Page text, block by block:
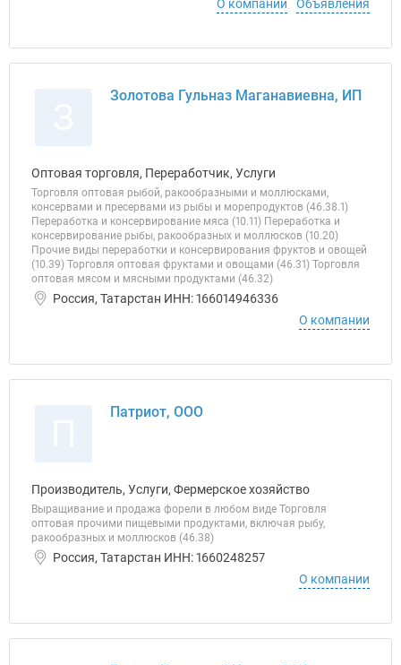
О компании Объявления
Золотова Гульназ Маганавиевна, ИП
Оптовая торговля, Переработчик, Услуги
Торговля оптовая рыбой, ракообразными и моллюсками,
консервами и пресервами из рыбы и морепродуктов (46.38.1)
Переработка и консервирование мяса (10.11) Переработка и
консервирование рыбы, ракообразных и моллюсков (10.20)
Прочие виды переработки и консервирования фруктов и овощей
(10.39) Торговля оптовая фруктами и овощами (46.31) Торговля
оптовая мясом и мясными продуктами (46.32)
Россия, Татарстан ИНН: 166014946336
О компании
Патриот, ООО
Производитель, Услуги, Фермерское хозяйство
Выращивание и продажа форели в любом виде Торговля
оптовая прочими пищевыми продуктами, включая рыбу,
ракообразных и моллюсков (46.38)
Россия, Татарстан ИНН: 1660248257
О компании